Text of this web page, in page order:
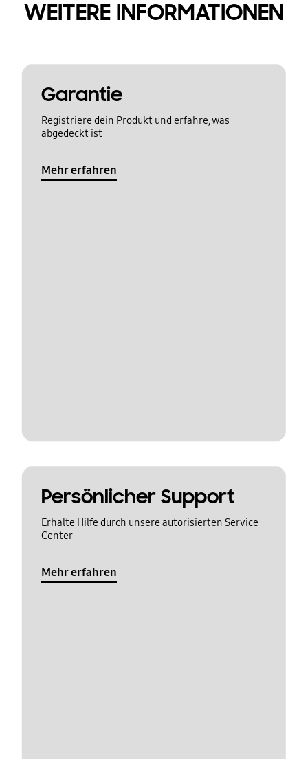
WEITERE INFORMATIONEN
Garantie
Registriere dein Produkt und erfahre, was
abgedeckt ist
Mehr erfahren
Persönlicher Support
Erhalte Hilfe durch unsere autorisierten Service
Center
Mehr erfahren